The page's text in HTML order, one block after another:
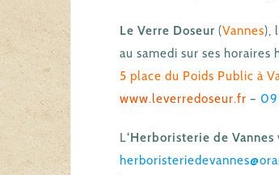
Le Verre Doseur (Vannes),
au samedi sur ses horaires
5 place du Poids Public à
www.leverredoseur.fr – 09
L‘Herboristerie de Vannes